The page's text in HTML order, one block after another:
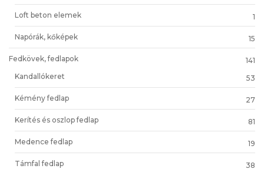
Loft beton elemek 1
Napórák, kőképek 15
Fedkövek, fedlapok
141
Kandallókeret
53
Kémény fedlap 27
Kerítés és oszlop fedlap 81
Medence fedlap 19
Támfal fedlap 38